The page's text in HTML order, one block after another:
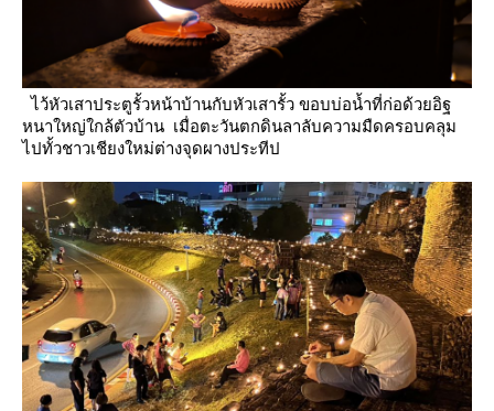
ไว้หัวเสาประตูรั้วหน้าบ้านกับหัวเสารั้ว ขอบบ่อน้ำที่ก่อด้วยอิฐ
หนาใหญ่ใกล้ตัวบ้าน เมื่อตะวันตกดินลาลับความมืดครอบคลุม
ไปทั้วชาวเชียงใหม่ต่างจุดผางประทีป